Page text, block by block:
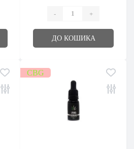
- +
ДО КОШИКА
CBG